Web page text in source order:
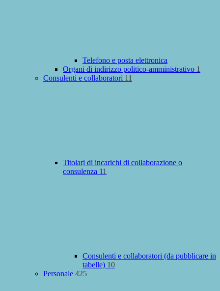
Telefono e posta elettronica
Organi di indirizzo politico-amministrativo 1
Consulenti e collaboratori 11
Titolari di incarichi di collaborazione o
consulenza 11
Consulenti e collaboratori (da pubblicare in
tabelle) 10
Personale 425